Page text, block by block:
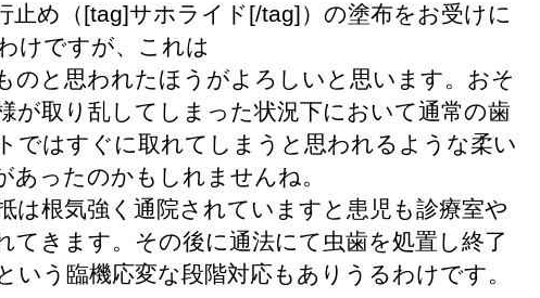
止め（[tag]サホライド[/tag]）の塗布をお受けに
けですが、これは
のと思われたほうがよろしいと思います。おそ
が取り乱してしまった状況下において通常の歯
ではすぐに取れてしまうと思われるような柔い
あったのかもしれませんね。
は根気強く通院されていますと患児も診療室や
てきます。その後に通法にて虫歯を処置し終了
いう臨機応変な段階対応もありうるわけです。